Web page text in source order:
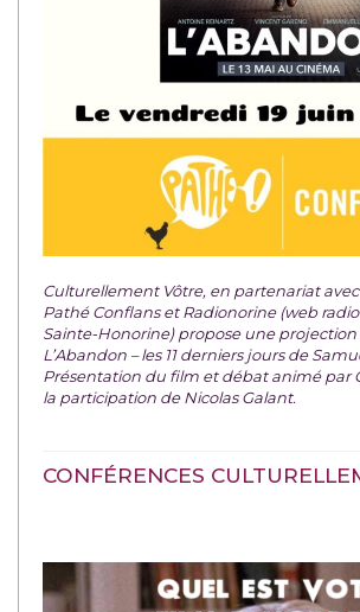
Culturellement Vôtre, en partenariat
Pathé Conflans et Radionorine (web
Sainte-Honorine) propose une
L’Abandon – les 11 derniers jours de
Présentation du film et débat animé par
la participation de Nicolas Galant.
CONFÉRENCES